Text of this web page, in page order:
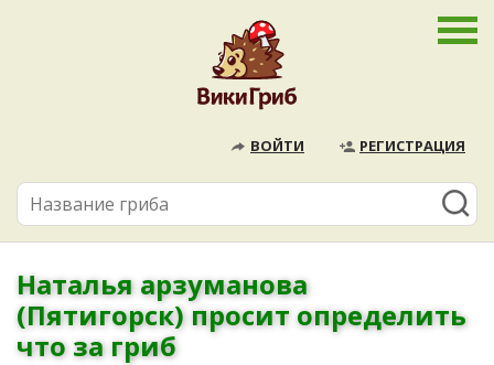
ВОЙТИ РЕГИСТРАЦИЯ
Наталья арзуманова
(Пятигорск) просит определить
что за гриб